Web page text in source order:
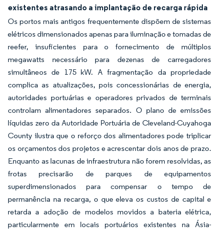
existentes atrasando a implantação de recarga rápida
Os portos mais antigos frequentemente dispõem de sistemas
elétricos dimensionados apenas para iluminação e tomadas de
reefer, insuficientes para o fornecimento de múltiplos
megawatts necessário para dezenas de carregadores
simultâneos de 175 kW. A fragmentação da propriedade
complica as atualizações, pois concessionárias de energia,
autoridades portuárias e operadores privados de terminais
controlam alimentadores separados. O plano de emissões
líquidas zero da Autoridade Portuária de Cleveland-Cuyahoga
County ilustra que o reforço dos alimentadores pode triplicar
os orçamentos dos projetos e acrescentar dois anos de prazo.
Enquanto as lacunas de infraestrutura não forem resolvidas, as
frotas precisarão de parques de equipamentos
superdimensionados para compensar o tempo de
permanência na recarga, o que eleva os custos de capital e
retarda a adoção de modelos movidos a bateria elétrica,
particularmente em locais portuários existentes na Ásia-